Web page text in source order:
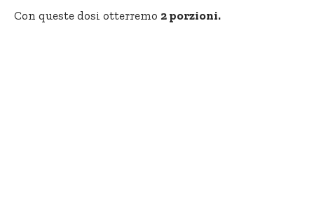
Con queste dosi otterremo 2 porzioni.